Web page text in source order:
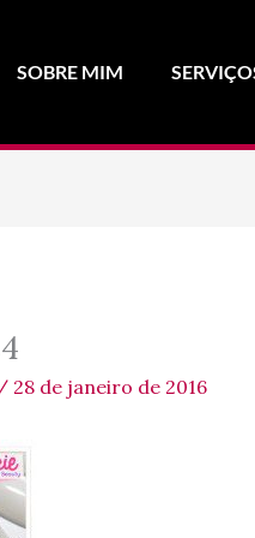
SOBRE MIM
/ 28 de janeiro de 2016